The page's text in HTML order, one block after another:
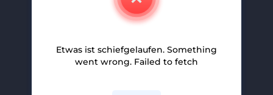
Partnerprogramm
Etwas ist schiefgelaufen. Something
went wrong. Failed to fetch